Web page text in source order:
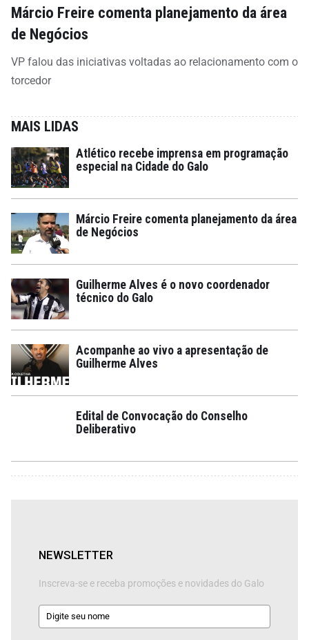
Márcio Freire comenta planejamento da área
de Negócios
VP falou das iniciativas voltadas ao relacionamento com o
torcedor
MAIS LIDAS
Atlético recebe imprensa em programação
especial na Cidade do Galo
Márcio Freire comenta planejamento da área
de Negócios
Guilherme Alves é o novo coordenador
técnico do Galo
Acompanhe ao vivo a apresentação de
Guilherme Alves
Edital de Convocação do Conselho
Deliberativo
NEWSLETTER
Inscreva-se e receba promoções e novidades do Galo